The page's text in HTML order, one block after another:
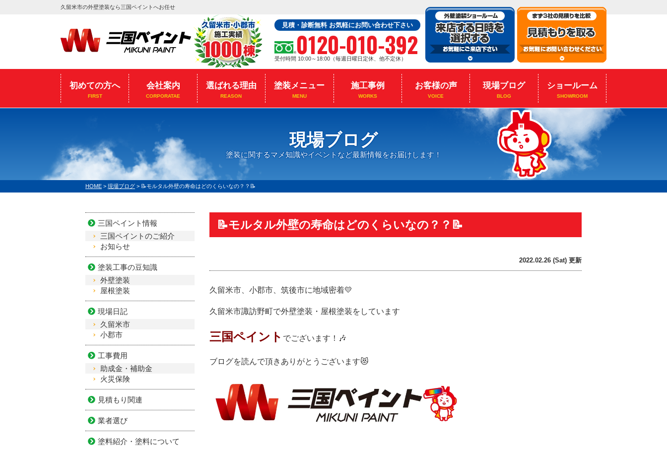
久留米市の外壁塗装なら三国ペイントへお任せ
見積・診断無料 お気軽にお問い合わせ下さい
0120-010-392
受付時間 10:00～18:00（毎週日曜日定休、他不定休）
初めての方へ
FIRST
会社案内
CORPORATAE
選ばれる理由
REASON
塗装メニュー
MENU
施工事例
WORKS
お客様の声
VOICE
現場ブログ
BLOG
ショールーム
SHOWROOM
現場ブログ
塗装に関するマメ知識やイベントなど最新情報をお届けします！
HOME > 現場ブログ > 📝モルタル外壁の寿命はどのくらいなの？？📝
📝モルタル外壁の寿命はどのくらいなの？？📝
2022.02.26 (Sat) 更新
久留米市、小郡市、筑後市に地域密着💛
久留米市諏訪野町で外壁塗装・屋根塗装をしています
三国ペイント でございます！🎶
ブログを読んで頂きありがとうございます😻
三国ペイント情報
三国ペイントのご紹介
お知らせ
塗装工事の豆知識
外壁塗装
屋根塗装
現場日記
久留米市
小郡市
工事費用
助成金・補助金
火災保険
見積もり関連
業者選び
塗料紹介・塗料について